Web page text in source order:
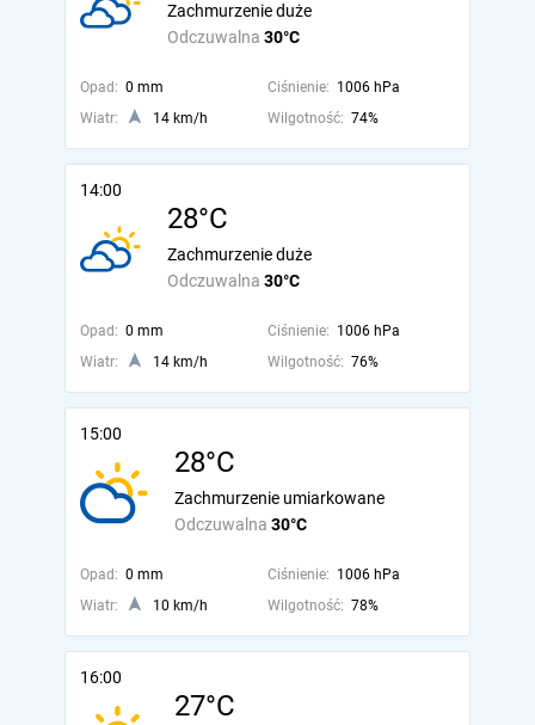
Odczuwalna 30°C
Zachmurzenie duże
Opad: 0 mm Ciśnienie: 1006 hPa
Wiatr:
14 km/h Wilgotność: 74%
14:00
28°C
Odczuwalna 30°C
Zachmurzenie duże
Opad: 0 mm Ciśnienie: 1006 hPa
Wiatr:
14 km/h Wilgotność: 76%
15:00
28°C
Odczuwalna 30°C
Zachmurzenie umiarkowane
Opad: 0 mm Ciśnienie: 1006 hPa
Wiatr:
10 km/h Wilgotność: 78%
16:00
27°C